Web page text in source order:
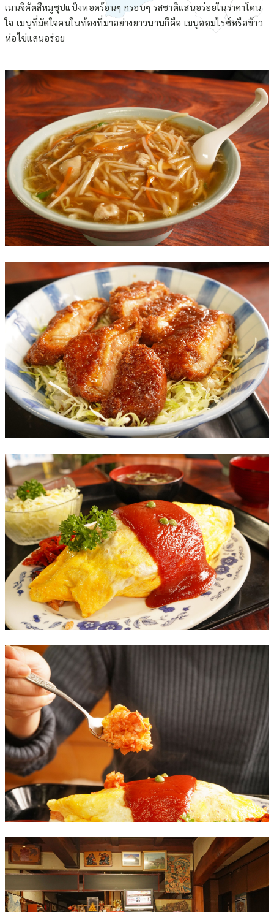
เมนจิคัตสึหมูชุปแป้งทอดร้อนๆ กรอบๆ รสชาติแสนอร่อยในราคาโดน
ใจ เมนูที่มัดใจคนในท้องที่มาอย่างยาวนานก็คือ เมนูออมไรซ์หรือข้าว
ห่อไข่แสนอร่อย